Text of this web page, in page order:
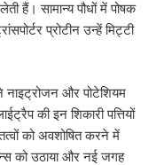
हैं। सामान्य पौधों में पोषक
प्रोटीन उन्हें मिट्टी
नाइट्रोजन और पोटेशियम
की इन शिकारी पत्तियों
को अवशोषित करने में
को उठाया और नई जगह